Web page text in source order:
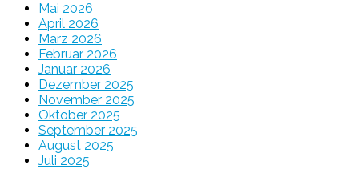
Mai 2026
April 2026
März 2026
Februar 2026
Januar 2026
Dezember 2025
November 2025
Oktober 2025
September 2025
August 2025
Juli 2025